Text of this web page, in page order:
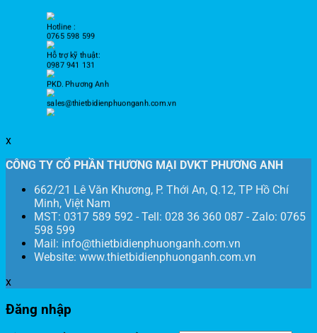
Hotline :
0765 598 599
Hỗ trợ kỹ thuật:
0987 941 131
PKD. Phương Anh
sales@thietbidienphuonganh.com.vn
x
CÔNG TY CỔ PHẦN THƯƠNG MẠI DVKT PHƯƠNG ANH
662/21 Lê Văn Khương, P. Thới An, Q.12, TP Hồ Chí
Minh, Việt Nam
MST: 0317 589 592 - Tell: 028 36 360 087 - Zalo: 0765
598 599
Mail: info@thietbidienphuonganh.com.vn
Website: www.thietbidienphuonganh.com.vn
x
Đăng nhập